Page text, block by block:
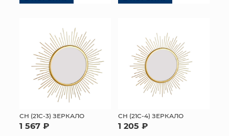
СН (21C-3) ЗЕРКАЛО
1 567 ₽
СН (21C-4) ЗЕРКАЛО
1 205 ₽